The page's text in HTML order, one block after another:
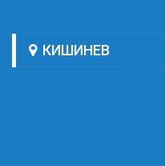
КИШИНЕВ